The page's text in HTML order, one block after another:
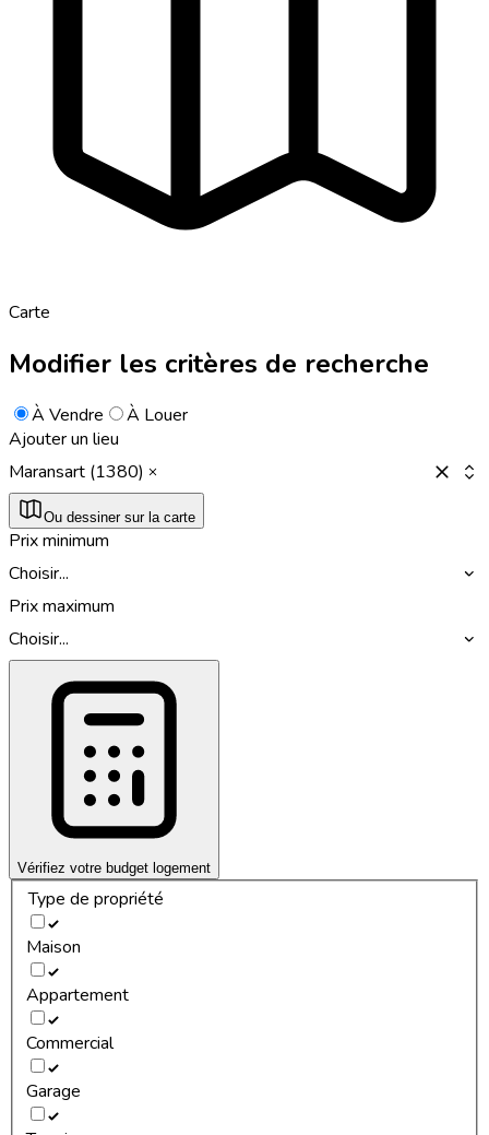
Carte
Modifier les critères de recherche
À Vendre
À Louer
Ajouter un lieu
Maransart (1380)
Ou dessiner sur la carte
Prix minimum
Choisir...
Prix maximum
Choisir...
Vérifiez votre budget logement
Type de propriété
Maison
Appartement
Commercial
Garage